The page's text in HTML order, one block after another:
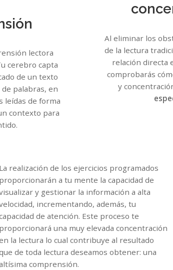
lectora
cerebro capta
de un texto
palabras, en
leídas de forma
contexto para
Al eliminar los
de la lectura
relación directa
comprobarás
y
La realización de los ejercicios programados
proporcionarán a tu mente la capacidad de
y gestionar la información a alta
incrementando, además, tu
de atención. Este proceso te
proporcionará una muy elevada concentración
la lectura lo cual contribuye al resultado
de toda lectura deseamos obtener: una
comprensión.